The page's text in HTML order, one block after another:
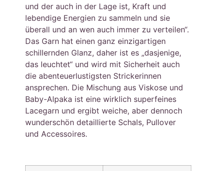
und der auch in der Lage ist, Kraft und
lebendige Energien zu sammeln und sie
überall und an wen auch immer zu verteilen“.
Das Garn hat einen ganz einzigartigen
schillernden Glanz, daher ist es „dasjenige,
das leuchtet“ und wird mit Sicherheit auch
die abenteuerlustigsten Strickerinnen
ansprechen. Die Mischung aus Viskose und
Baby-Alpaka ist eine wirklich superfeines
Lacegarn und ergibt weiche, aber dennoch
wunderschön detaillierte Schals, Pullover
und Accessoires.